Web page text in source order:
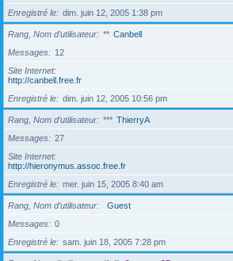
Enregistré le
dim. juin 12, 2005 1:38 pm
Rang, Nom d’utilisateur ** Canbell
Messages
12
Site Internet
http://canbell.free.fr
Enregistré le
dim. juin 12, 2005 10:56 pm
Rang, Nom d’utilisateur *** ThierryA
Messages
27
Site Internet
http://hieronymus.assoc.free.fr
Enregistré le
mer. juin 15, 2005 8:40 am
Rang, Nom d’utilisateur
Guest
Messages
0
Enregistré le
sam. juin 18, 2005 7:28 pm